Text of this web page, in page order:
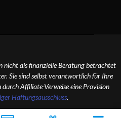
nicht als finanzielle Beratung betrachtet
Sie sind selbst verantwortlich für Ihre
Affiliate-Verweise eine Provision
Haftungsausschluss.